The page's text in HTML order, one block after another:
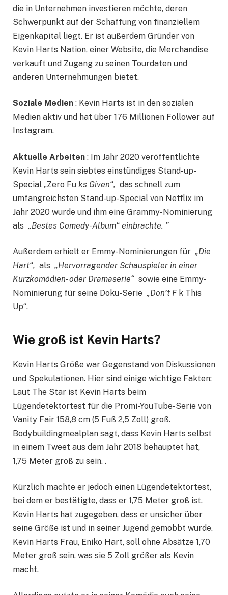
die in Unternehmen investieren möchte, deren
Schwerpunkt auf der Schaffung von finanziellem
Eigenkapital liegt. Er ist außerdem Gründer von
Kevin Harts Nation, einer Website, die Merchandise
verkauft und Zugang zu seinen Tourdaten und
anderen Unternehmungen bietet.
Soziale Medien : Kevin Harts ist in den sozialen
Medien aktiv und hat über 176 Millionen Follower auf
Instagram.
Aktuelle Arbeiten : Im Jahr 2020 veröffentlichte
Kevin Harts sein siebtes einstündiges Stand-up-
Special „Zero Fu ks Given“, das schnell zum
umfangreichsten Stand-up-Special von Netflix im
Jahr 2020 wurde und ihm eine Grammy-Nominierung
als „Bestes Comedy-Album“ einbrachte. ”
Außerdem erhielt er Emmy-Nominierungen für „Die
Hart“, als „Hervorragender Schauspieler in einer
Kurzkomödien- oder Dramaserie“ sowie eine Emmy-
Nominierung für seine Doku-Serie „Don’t Fk This
Up“.
Wie groß ist Kevin Harts?
Kevin Harts Größe war Gegenstand von Diskussionen
und Spekulationen. Hier sind einige wichtige Fakten:
Laut The Star ist Kevin Harts beim
Lügendetektortest für die Promi-YouTube-Serie von
Vanity Fair 158,8 cm (5 Fuß 2,5 Zoll) groß.
Bodybuildingmealplan sagt, dass Kevin Harts selbst
in einem Tweet aus dem Jahr 2018 behauptet hat,
1,75 Meter groß zu sein. .
Kürzlich machte er jedoch einen Lügendetektortest,
bei dem er bestätigte, dass er 1,75 Meter groß ist.
Kevin Harts hat zugegeben, dass er unsicher über
seine Größe ist und in seiner Jugend gemobbt wurde.
Kevin Harts Frau, Eniko Hart, soll ohne Absätze 1,70
Meter groß sein, was sie 5 Zoll größer als Kevin
macht.